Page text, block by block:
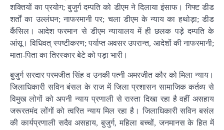
शक्तियों का प्रयोग; बुजुर्ग दम्पति को डीएम ने दिलाया इंसाफ। गिफ्ट डीड
शर्तों का उल्लंघन; नाफरमानी पर; चला डीएम के न्याय का हथोड़ा; डीड
कैंसिल। आदेश फरमान से डीएम न्यायालय में ही छलक पड़े दम्पति के
आंसू। विधिवत् स्पष्टीकरण; पर्याप्त अवसर उपरान्त, आदेशों की नाफरमानी;
माता-पिता का तिरस्कार बेटे को पड़ा भारी।
बुजुर्ग सरदार परमजीत सिंह व उनकी पत्नी अमरजीत कौर को मिला न्याय।
जिलाधिकारी सविन बंसल के राज में जिला प्रशासन सामाजिक कर्तव्य से
विमुख लोगों को अपनी न्याय प्रणाली से रास्ता दिखा रहा है वहीं असहाय
जरूरतमंद लोंगों को त्वरित न्याय मिल रहा है। जिलाधिकारी सविन बसंल
की कार्यप्रणाली सदैव असहाय, बुजुर्ग, महिला बच्चों, जनमानस के हित में